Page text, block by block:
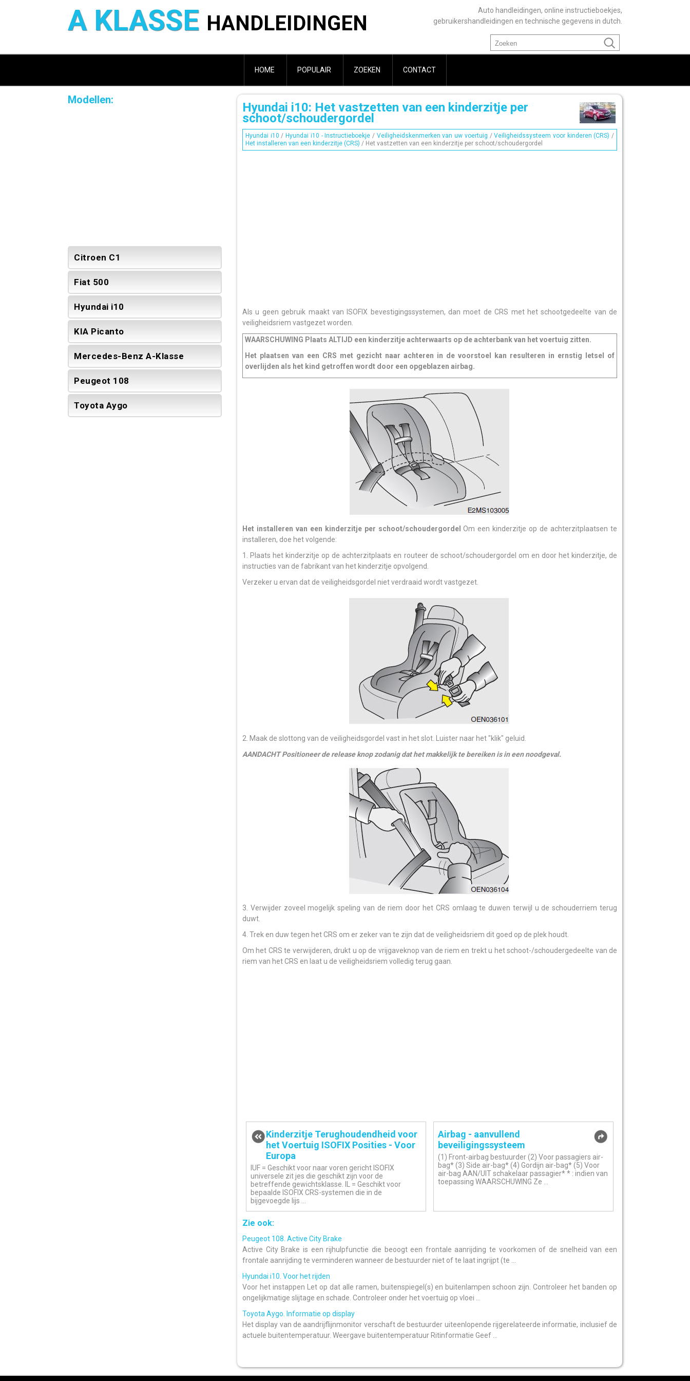
A KLASSE HANDLEIDINGEN
Auto handleidingen, online instructieboekjes,
gebruikershandleidingen en technische gegevens in dutch.
HOME POPULAIR ZOEKEN CONTACT
Hyundai i10: Het vastzetten van een kinderzitje per
schoot/schoudergordel
Hyundai i10 / Hyundai i10 - Instructieboekje / Veiligheidskenmerken van uw voertuig /Veiligheidssysteem voor kinderen (CRS) /
Het installeren van een kinderzitje (CRS) / Het vastzetten van een kinderzitje per schoot/schoudergordel
Als u geen gebruik maakt van ISOFIX bevestigingssystemen, dan moet de CRS met het schootgedeelte van de
veiligheidsriem vastgezet worden.
WAARSCHUWING Plaats ALTIJD een kinderzitje achterwaarts op de achterbank van het voertuig zitten.
Het plaatsen van een CRS met gezicht naar achteren in de voorstoel kan resulteren in ernstig letsel of
overlijden als het kind getroffen wordt door een opgeblazen airbag.
Het installeren van een kinderzitje per schoot/schoudergordelOm een kinderzitje op de achterzitplaatsen te
installeren, doe het volgende:
1. Plaats het kinderzitje op de achterzitplaats en routeer de schoot/schoudergordel om en door het kinderzitje, de
instructies van de fabrikant van het kinderzitje opvolgend.
Verzeker u ervan dat de veiligheidsgordel niet verdraaid wordt vastgezet.
2. Maak de slottong van de veiligheidsgordel vast in het slot. Luister naar het "klik" geluid.
AANDACHT Positioneer de release knop zodanig dat het makkelijk te bereiken is in een noodgeval.
3. Verwijder zoveel mogelijk speling van de riem door het CRS omlaag te duwen terwijl u de schouderriem terug
duwt.
4. Trek en duw tegen het CRS om er zeker van te zijn dat de veiligheidsriem dit goed op de plek houdt.
Om het CRS te verwijderen, drukt u op de vrijgaveknop van de riem en trekt u het schoot-/schoudergedeelte van de
riem van het CRS en laat u de veiligheidsriem volledig terug gaan.
Kinderzitje Terughoudendheid voor
het Voertuig ISOFIX Posities - Voor
Europa
IUF = Geschikt voor naar voren gericht ISOFIX
universele zit jes die geschikt zijn voor de
betreffende gewichtsklasse. IL = Geschikt voor
bepaalde ISOFIX CRS-systemen die in de
bijgevoegde lijs ...
Airbag - aanvullend
beveiligingssysteem
(1) Front-airbag bestuurder (2) Voor passagiers air-
bag* (3) Side air-bag* (4) Gordijn air-bag* (5) Voor
air-bag AAN/UIT schakelaar passagier* * : indien van
toepassing WAARSCHUWING Ze ...
Zie ook:
Peugeot 108. Active City Brake
Active City Brake is een rijhulpfunctie die beoogt een frontale aanrijding te voorkomen of de snelheid van een
frontale aanrijding te verminderen wanneer de bestuurder niet of te laat ingrijpt (te ...
Hyundai i10. Voor het rijden
Voor het instappen Let op dat alle ramen, buitenspiegel(s) en buitenlampen schoon zijn. Controleer het banden op
ongelijkmatige slijtage en schade. Controleer onder het voertuig op vloei ...
Toyota Aygo. Informatie op display
Het display van de aandrijflijnmonitor verschaft de bestuurder uiteenlopende rijgerelateerde informatie, inclusief de
actuele buitentemperatuur. Weergave buitentemperatuur Ritinformatie Geef ...
Modellen:
Citroen C1
Fiat 500
Hyundai i10
KIA Picanto
Mercedes-Benz A-Klasse
Peugeot 108
Toyota Aygo